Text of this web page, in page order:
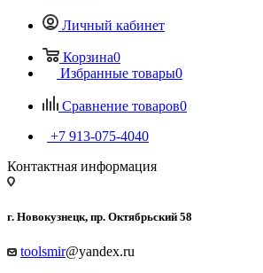
Личный кабинет
Корзина0
Избранные товары0
Сравнение товаров0
+7 913-075-4040
Контактная информация
г. Новокузнецк, пр. Октябрьский 58
toolsmir@yandex.ru